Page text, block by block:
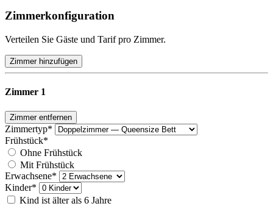
Zimmerkonfiguration
Verteilen Sie Gäste und Tarif pro Zimmer.
Zimmer hinzufügen
Zimmer 1
Zimmer entfernen
Zimmertyp*
Frühstück*
Ohne Frühstück
Mit Frühstück
Erwachsene*
Kinder*
Kind ist älter als 6 Jahre